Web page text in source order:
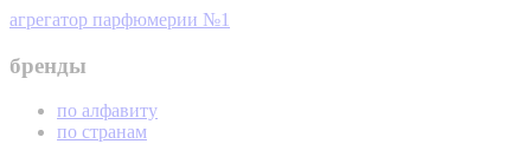
агрегатор парфюмерии №1
бренды
по алфавиту
по странам